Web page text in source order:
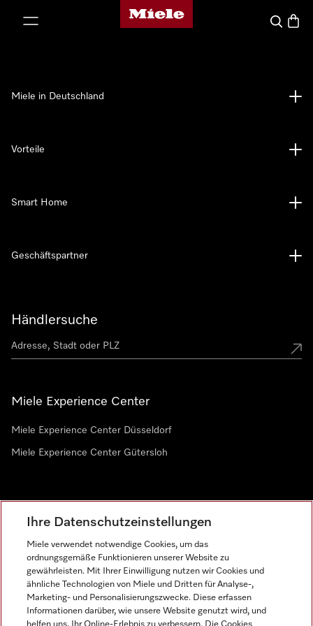
Miele-Homepage
Suche
Händlersuche
Miele Experience Center
Miele Experience Center Düsseldorf
Miele Experience Center Gütersloh
Miele in Deutschland
Vorteile
Smart Home
Geschäftspartner
Ihre Datenschutzeinstellungen
Miele verwendet notwendige Cookies, um das
ordnungsgemäße Funktionieren unserer Website zu
gewährleisten. Mit Ihrer Einwilligung nutzen wir Cookies und
ähnliche Technologien von Miele und Dritten für Analyse-,
Marketing- und Personalisierungszwecke. Diese erfassen
Informationen darüber, wie unsere Website genutzt wird, und